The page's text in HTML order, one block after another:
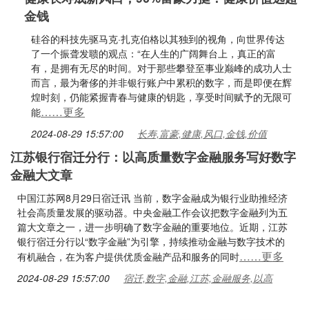
金钱
硅谷的科技先驱马克·扎克伯格以其独到的视角，向世界传达
了一个振聋发聩的观点：“在人生的广阔舞台上，真正的富
有，是拥有无尽的时间。对于那些攀登至事业巅峰的成功人士
而言，最为奢侈的并非银行账户中累积的数字，而是即便在辉
煌时刻，仍能紧握青春与健康的钥匙，享受时间赋予的无限可
能……更多
2024-08-29 15:57:00 长寿,富豪,健康,风口,金钱,价值
江苏银行宿迁分行：以高质量数字金融服务写好数字
金融大文章
中国江苏网8月29日宿迁讯 当前，数字金融成为银行业助推经济
社会高质量发展的驱动器。中央金融工作会议把数字金融列为五
篇大文章之一，进一步明确了数字金融的重要地位。近期，江苏
银行宿迁分行以“数字金融”为引擎，持续推动金融与数字技术的
有机融合，在为客户提供优质金融产品和服务的同时……更多
2024-08-29 15:57:00 宿迁,数字,金融,江苏,金融服务,以高